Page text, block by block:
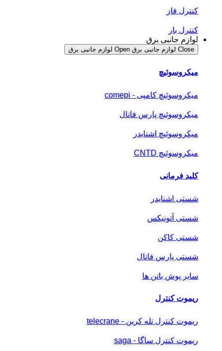
کنترل فاز
کنترل بار
لوازم جانبی برق
Close لوازم جانبی برق Open لوازم جانبی برق
میکروسوئیچ
میکروسوئیچ کامپی - comepi
میکروسوئیچ پارس فانال
میکروسوئیچ اشنایدر
میکروسوئیچ CNTD
کلید فرمانی
شستی اشنایدر
شستی آتونیکس
شستی کاکن
شستی پارس فانال
سایر پوش باتن ها
ریموت کنترل
ریموت کنترل تله کرین - telecrane
ریموت کنترل ساگا - saga